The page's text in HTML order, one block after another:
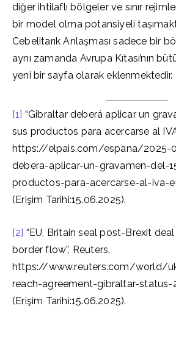
diğer ihtilaflı bölgeler ve sınır
bir model olma potansiyeli
Cebelitarık Anlaşması sadece bir
aynı zamanda Avrupa Kıtası’nın
yeni bir sayfa olarak eklenmektedir.
[1] “Gibraltar deberá aplicar un
sus productos para acercarse al
https://elpais.com/espana/2025-
debera-aplicar-un-gravamen-del-
productos-para-acercarse-al-iva-
(Erişim Tarihi:15.06.2025).
[2] “EU, Britain seal post-Brexit
border flow”, Reuters,
https://www.reuters.com/world/
reach-agreement-gibraltar-status-
(Erişim Tarihi:15.06.2025).